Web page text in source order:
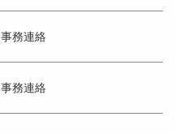
事務連絡
事務連絡